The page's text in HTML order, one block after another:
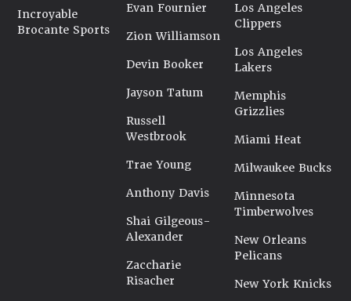
Incroyable
Brocante Sports
Evan Fournier
Zion Williamson
Devin Booker
Jayson Tatum
Russell
Westbrook
Trae Young
Anthony Davis
Shai Gilgeous-
Alexander
Zaccharie
Risacher
Los Angeles
Clippers
Los Angeles
Lakers
Memphis
Grizzlies
Miami Heat
Milwaukee Bucks
Minnesota
Timberwolves
New Orleans
Pelicans
New York Knicks